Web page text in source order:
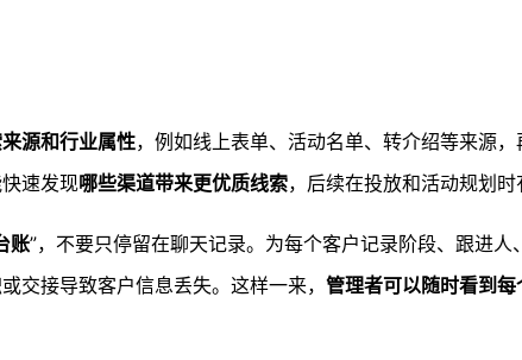
源和行业属性，例如线上表单、活动名单、转介绍等来源，
速发现哪些渠道带来更优质线索，后续在投放和活动规划时
账”，不要只停留在聊天记录。为每个客户记录阶段、跟进人
交接导致客户信息丢失。这样一来， 管理者可以随时看到